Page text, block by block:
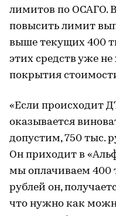
лимитов по ОСАГО. В
повысить лимит
выше текущих 400
этих средств уже не
покрытия
«Если происходит
оказывается
допустим, 750 тыс.
Он приходит в
мы оплачиваем 400
рублей он,
что нужно как